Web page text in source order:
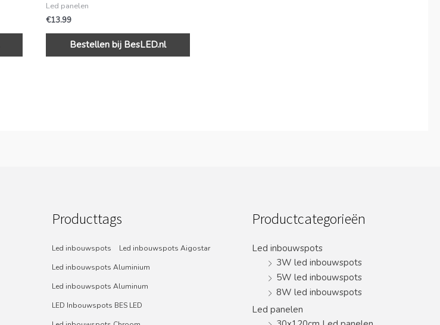
Led panelen
€13.99
Bestellen bij BesLED.nl
Producttags
Led inbouwspots
Led inbouwspots Aigostar
Led inbouwspots Aluminium
Led inbouwspots Aluminum
LED Inbouwspots BES LED
Productcategorieën
Led inbouwspots
3W led inbouwspots
5W led inbouwspots
8W led inbouwspots
Led panelen